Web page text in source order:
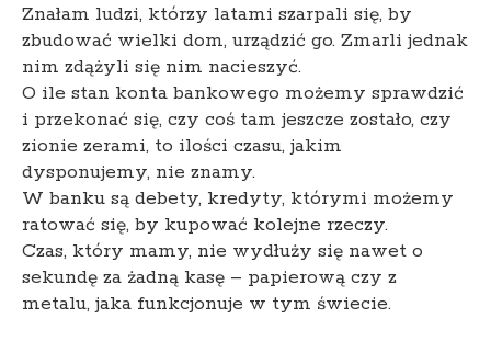
Znałam ludzi, którzy latami szarpali się, by
zbudować wielki dom, urządzić go. Zmarli jednak
nim zdążyli się nim nacieszyć.
O ile stan konta bankowego możemy sprawdzić
i przekonać się, czy coś tam jeszcze zostało, czy
zionie zerami, to ilości czasu, jakim
dysponujemy, nie znamy.
W banku są debety, kredyty, którymi możemy
ratować się, by kupować kolejne rzeczy.
Czas, który mamy, nie wydłuży się nawet o
sekundę za żadną kasę – papierową czy z
metalu, jaka funkcjonuje w tym świecie.